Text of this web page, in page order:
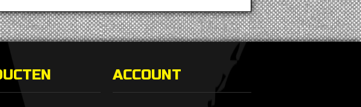
ACCOUNT